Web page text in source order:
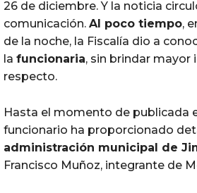
26 de diciembre. Y la noticia
comunicación. Al poco tiempo,
de la noche, la Fiscalía dio a
la funcionaria, sin brindar mayor
respecto.
Hasta el momento de publicada
funcionario ha proporcionado
administración municipal de
Francisco Muñoz, integrante de